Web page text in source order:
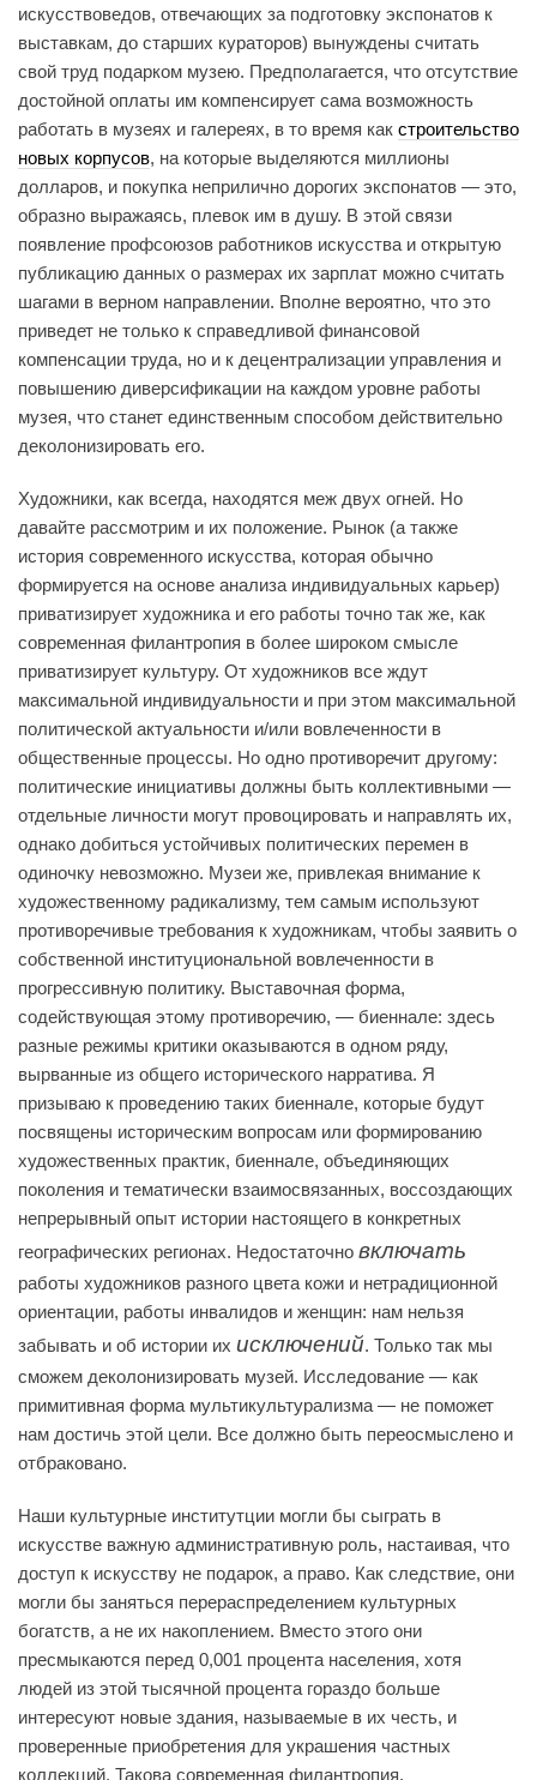
искусствоведов, отвечающих за подготовку экспонатов к
выставкам, до старших кураторов) вынуждены считать
свой труд подарком музею. Предполагается, что отсутствие
достойной оплаты им компенсирует сама возможность
работать в музеях и галереях, в то время как строительство
новых корпусов, на которые выделяются миллионы
долларов, и покупка неприлично дорогих экспонатов — это,
образно выражаясь, плевок им в душу. В этой связи
появление профсоюзов работников искусства и открытую
публикацию данных о размерах их зарплат можно считать
шагами в верном направлении. Вполне вероятно, что это
приведет не только к справедливой финансовой
компенсации труда, но и к децентрализации управления и
повышению диверсификации на каждом уровне работы
музея, что станет единственным способом действительно
деколонизировать его.
Художники, как всегда, находятся меж двух огней. Но
давайте рассмотрим и их положение. Рынок (а также
история современного искусства, которая обычно
формируется на основе анализа индивидуальных карьер)
приватизирует художника и его работы точно так же, как
современная филантропия в более широком смысле
приватизирует культуру. От художников все ждут
максимальной индивидуальности и при этом максимальной
политической актуальности и/или вовлеченности в
общественные процессы. Но одно противоречит другому:
политические инициативы должны быть коллективными —
отдельные личности могут провоцировать и направлять их,
однако добиться устойчивых политических перемен в
одиночку невозможно. Музеи же, привлекая внимание к
художественному радикализму, тем самым используют
противоречивые требования к художникам, чтобы заявить о
собственной институциональной вовлеченности в
прогрессивную политику. Выставочная форма,
содействующая этому противоречию, — биеннале: здесь
разные режимы критики оказываются в одном ряду,
вырванные из общего исторического нарратива. Я
призываю к проведению таких биеннале, которые будут
посвящены историческим вопросам или формированию
художественных практик, биеннале, объединяющих
поколения и тематически взаимосвязанных, воссоздающих
непрерывный опыт истории настоящего в конкретных
географических регионах. Недостаточно включать
работы художников разного цвета кожи и нетрадиционной
ориентации, работы инвалидов и женщин: нам нельзя
забывать и об истории их исключений. Только так мы
сможем деколонизировать музей. Исследование — как
примитивная форма мультикультурализма — не поможет
нам достичь этой цели. Все должно быть переосмыслено и
отбраковано.
Наши культурные институтции могли бы сыграть в
искусстве важную административную роль, настаивая, что
доступ к искусству не подарок, а право. Как следствие, они
могли бы заняться перераспределением культурных
богатств, а не их накоплением. Вместо этого они
пресмыкаются перед 0,001 процента населения, хотя
людей из этой тысячной процента гораздо больше
интересуют новые здания, называемые в их честь, и
проверенные приобретения для украшения частных
коллекций. Такова современная филантропия.